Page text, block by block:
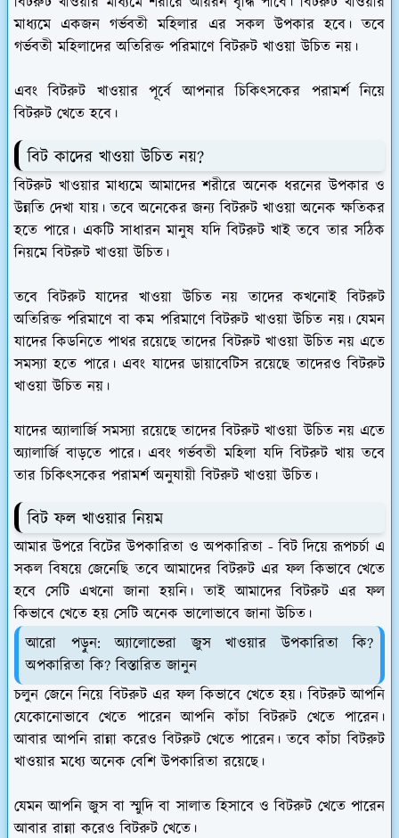
মাধ্যমে একজন গর্ভবতী মহিলার এর সকল উপকার হবে। তবে
গর্ভবতী মহিলাদের অতিরিক্ত পরিমাণে বিটরুট খাওয়া উচিত নয়।
এবং বিটরুট খাওয়ার পূর্বে আপনার চিকিৎসকের পরামর্শ নিয়ে
বিটরুট খেতে হবে।
বিট কাদের খাওয়া উচিত নয়?
বিটরুট খাওয়ার মাধ্যমে আমাদের শরীরে অনেক ধরনের উপকার ও
উন্নতি দেখা যায়। তবে অনেকের জন্য বিটরুট খাওয়া অনেক ক্ষতিকর
হতে পারে। একটি সাধারন মানুষ যদি বিটরুট খাই তবে তার সঠিক
নিয়মে বিটরুট খাওয়া উচিত।
তবে বিটরুট যাদের খাওয়া উচিত নয় তাদের কখনোই বিটরুট
অতিরিক্ত পরিমাণে বা কম পরিমাণে বিটরুট খাওয়া উচিত নয়। যেমন
যাদের কিডনিতে পাথর রয়েছে তাদের বিটরুট খাওয়া উচিত নয় এতে
সমস্যা হতে পারে। এবং যাদের ডায়াবেটিস রয়েছে তাদেরও বিটরুট
খাওয়া উচিত নয়।
যাদের অ্যালার্জি সমস্যা রয়েছে তাদের বিটরুট খাওয়া উচিত নয় এতে
অ্যালার্জি বাড়তে পারে। এবং গর্ভবতী মহিলা যদি বিটরুট খায় তবে
তার চিকিৎসকের পরামর্শ অনুযায়ী বিটরুট খাওয়া উচিত।
বিট ফল খাওয়ার নিয়ম
আমার উপরে বিটের উপকারিতা ও অপকারিতা - বিট দিয়ে রূপচর্চা এ
সকল বিষয়ে জেনেছি তবে আমাদের বিটরুট এর ফল কিভাবে খেতে
হবে সেটি এখনো জানা হয়নি। তাই আমাদের বিটরুট এর ফল
কিভাবে খেতে হয় সেটি অনেক ভালোভাবে জানা উচিত।
আরো পড়ুন: অ্যালোভেরা জুস খাওয়ার উপকারিতা কি?
অপকারিতা কি? বিস্তারিত জানুন
চলুন জেনে নিয়ে বিটরুট এর ফল কিভাবে খেতে হয়। বিটরুট আপনি
যেকোনোভাবে খেতে পারেন আপনি কাঁচা বিটরুট খেতে পারেন।
আবার আপনি রান্না করেও বিটরুট খেতে পারেন। তবে কাঁচা বিটরুট
খাওয়ার মধ্যে অনেক বেশি উপকারিতা রয়েছে।
যেমন আপনি জুস বা স্মুদি বা সালাত হিসাবে ও বিটরুট খেতে পারেন
আবার রান্না করেও বিটরুট খেতে।